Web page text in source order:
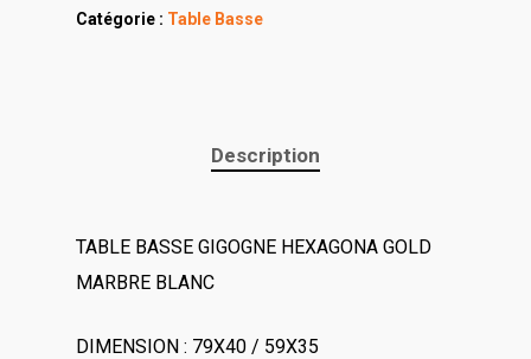
Catégorie : Table Basse
Description
TABLE BASSE GIGOGNE HEXAGONA GOLD
MARBRE BLANC
DIMENSION : 79X40 / 59X35